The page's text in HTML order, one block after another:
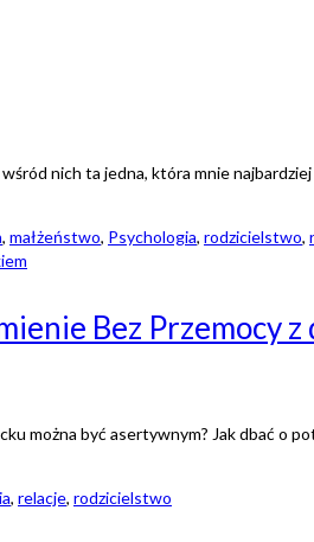
nich ta jedna, która mnie
, małżeństwo, Psychologia, rodzicielstwo,
Bez Przemocy z
można być asertywnym? Jak dbać
, relacje, rodzicielstwo